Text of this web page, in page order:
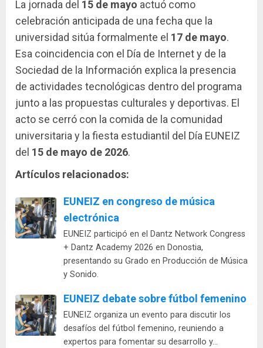
La jornada del 15 de mayo actuó como
celebración anticipada de una fecha que la
universidad sitúa formalmente el 17 de mayo.
Esa coincidencia con el Día de Internet y de la
Sociedad de la Información explica la presencia
de actividades tecnológicas dentro del programa
junto a las propuestas culturales y deportivas. El
acto se cerró con la comida de la comunidad
universitaria y la fiesta estudiantil del Día EUNEIZ
del 15 de mayo de 2026.
Artículos relacionados:
EUNEIZ en congreso de música
electrónica
EUNEIZ participó en el Dantz Network Congress
+ Dantz Academy 2026 en Donostia,
presentando su Grado en Producción de Música
y Sonido.
EUNEIZ debate sobre fútbol femenino
EUNEIZ organiza un evento para discutir los
desafíos del fútbol femenino, reuniendo a
expertos para fomentar su desarrollo y…